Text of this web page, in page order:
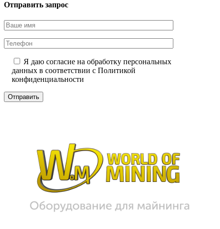
Отправить запрос
Я даю согласие на обработку персональных
данных в соответствии с Политикой
конфиденциальности